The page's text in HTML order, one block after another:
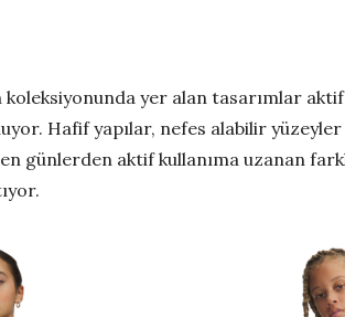
koleksiyonunda yer alan tasarımlar
Hafif yapılar, nefes alabilir
günlerden aktif kullanıma uzanan